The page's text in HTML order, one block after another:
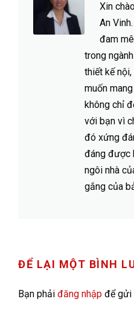
Xin
An
đam
trong
thiết kế
muốn
không chỉ
với bạn vì
đó xứng
đáng được
ngôi nhà
gắng của
ĐỂ LẠI MỘT BÌNH
Bạn phải đăng nhập để gửi